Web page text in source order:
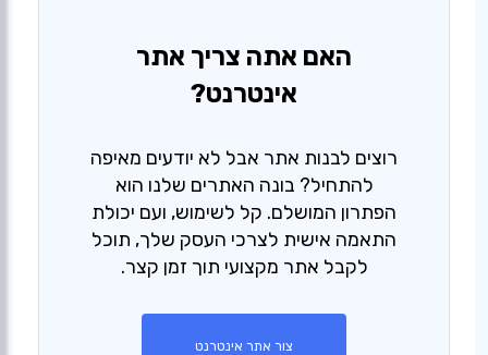
האם אתה צריך אתר
אינטרנט?
רוצים לבנות אתר אבל לא יודעים מאיפה
להתחיל? בונה האתרים שלנו הוא
הפתרון המושלם. קל לשימוש, ועם יכולת
התאמה אישית לצרכי העסק שלך, תוכל
לקבל אתר מקצועי תוך זמן קצר.
צור אתר אינטרנט